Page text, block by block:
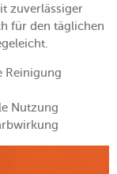
zuverlässiger
für den täglichen
Reinigung
Nutzung